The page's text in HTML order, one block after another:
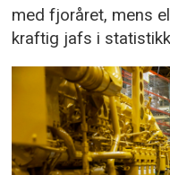
med fjoråret, mens
kraftig jafs i